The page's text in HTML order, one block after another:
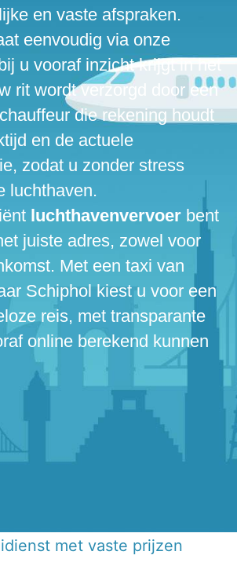
en vaste afspraken.
eenvoudig via onze
u vooraf inzicht krijgt in het
rit wordt verzorgd door een
die rekening houdt
en de actuele
zodat u zonder stress
luchthaven.
luchthavenvervoer bent
juiste adres, zowel voor
Met een taxi van
Schiphol kiest u voor een
reis, met transparante
online berekend kunnen
met vaste prijzen